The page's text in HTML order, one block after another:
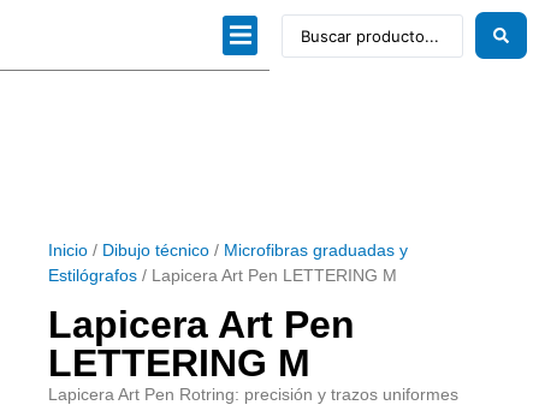
Inicio / Dibujo técnico / Microfibras graduadas y
Estilógrafos / Lapicera Art Pen LETTERING M
Lapicera Art Pen
LETTERING M
Lapicera Art Pen Rotring: precisión y trazos uniformes